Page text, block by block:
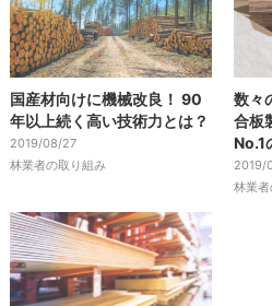
国産材向けに機械改良！ 90
年以上続く高い技術力とは？
2019/08/27
林業者の取り組み
数々
合板
No.1
2019/
林業